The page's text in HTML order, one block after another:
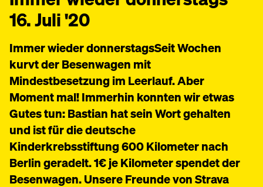
16. Juli '20
Immer wieder donnerstagsSeit Wochen
kurvt der Besenwagen mit
Mindestbesetzung im Leerlauf. Aber
Moment mal! Immerhin konnten wir etwas
Gutes tun: Bastian hat sein Wort gehalten
und ist für die deutsche
Kinderkrebsstiftung 600 Kilometer nach
Berlin geradelt. 1€ je Kilometer spendet der
Besenwagen. Unsere Freunde von Strava